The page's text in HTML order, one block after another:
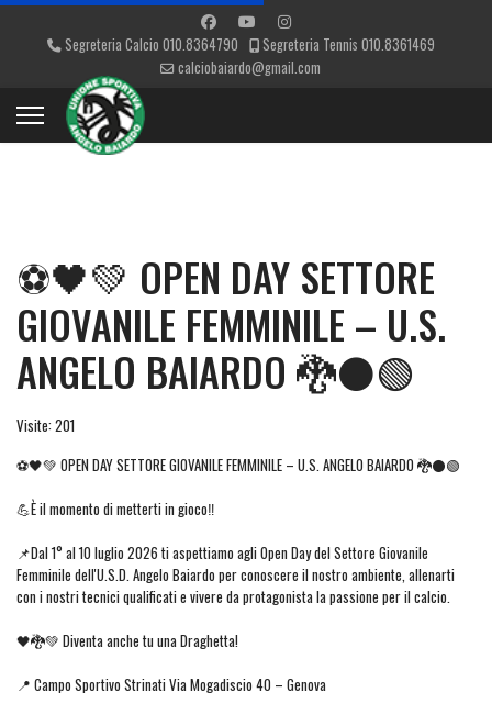
Segreteria Calcio 010.8364790
Segreteria Tennis 010.8361469
calciobaiardo@gmail.com
⚽🖤💚 OPEN DAY SETTORE
GIOVANILE FEMMINILE – U.S.
ANGELO BAIARDO 🐉⚫🟢
Visite: 201
⚽🖤💚 OPEN DAY SETTORE GIOVANILE FEMMINILE – U.S. ANGELO BAIARDO 🐉⚫🟢
💪È il momento di metterti in gioco‼️
📌Dal 1° al 10 luglio 2026 ti aspettiamo agli Open Day del Settore Giovanile
Femminile dell'U.S.D. Angelo Baiardo per conoscere il nostro ambiente, allenarti
con i nostri tecnici qualificati e vivere da protagonista la passione per il calcio.
🖤🐉💚 Diventa anche tu una Draghetta!
📍 Campo Sportivo Strinati Via Mogadiscio 40 – Genova